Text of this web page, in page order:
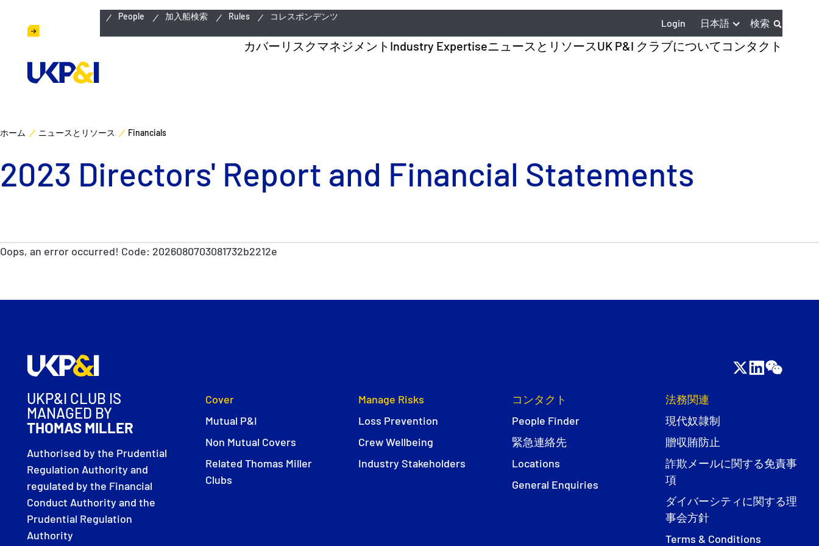
People 加入船検索 Rules コレスポンデンツ
Login 日本語 検索
カバー リスクマネジメント Industry ExpertiseニュースとリソースUK P&I クラブについて コンタクト
ホーム ニュースとリソース Financials
2023 Directors' Report and Financial Statements
Oops, an error occurred! Code: 2026080703081732b2212e
UKP&I CLUB IS
MANAGED BY
THOMAS MILLER
Authorised by the Prudential
Regulation Authority and
regulated by the Financial
Conduct Authority and the
Prudential Regulation
Authority
Cover
Mutual P&I
Non Mutual Covers
Related Thomas Miller
Clubs
Manage Risks
Loss Prevention
Crew Wellbeing
Industry Stakeholders
コンタクト
People Finder
緊急連絡先
Locations
General Enquiries
法務関連
現代奴隷制
贈収賄防止
詐欺メールに関する免責事
項
ダイバーシティに関する理
事会方針
Terms & Conditions